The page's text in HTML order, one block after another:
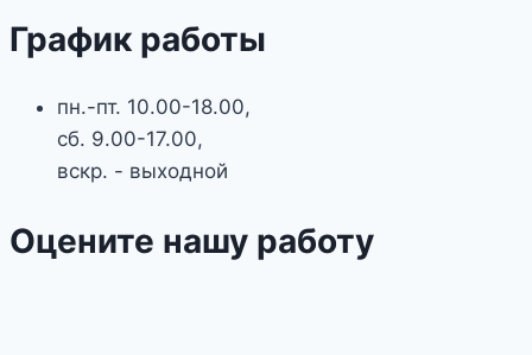
График работы
пн.-пт. 10.00-18.00,
сб. 9.00-17.00,
вскр. - выходной
Оцените нашу работу